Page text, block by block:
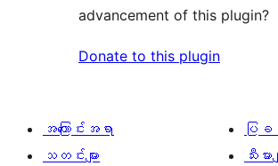
advancement of this plugin?
Donate to this plugin
အကြောင်းအရာ
သတင်းများ
ပြခ
သီးမာ